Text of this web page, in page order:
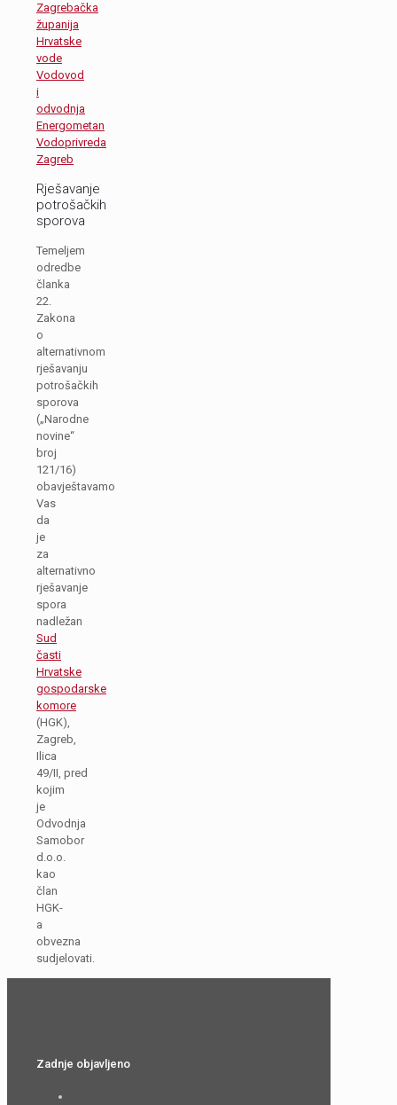
Zagrebačka
županija
Hrvatske
vode
Vodovod
i
odvodnja
Energometan
Vodoprivreda
Zagreb
Rješavanje
potrošačkih
sporova
Temeljem
odredbe
članka
22.
Zakona
o
alternativnom
rješavanju
potrošačkih
sporova
(„Narodne
novine“
broj
121/16)
obavještavamo
Vas
da
je
za
alternativno
rješavanje
spora
nadležan
Sud
časti
Hrvatske
gospodarske
komore
(HGK),
Zagreb,
Ilica
49/II, pred
kojim
je
Odvodnja
Samobor
d.o.o.
kao
član
HGK-
a
obvezna
sudjelovati.
Zadnje objavljeno